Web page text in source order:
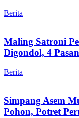
Berita
Maling Satroni
Digondol, 4
Berita
Simpang Asem
Pohon, Potret